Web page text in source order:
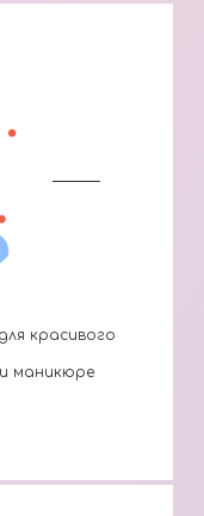
красивого
маникюре